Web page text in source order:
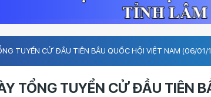
TUYỂN CỬ ĐẦU TIÊN BẦU QUỐC HỘI VIỆT NAM (06/
TỔNG TUYỂN CỬ ĐẦU TIÊN